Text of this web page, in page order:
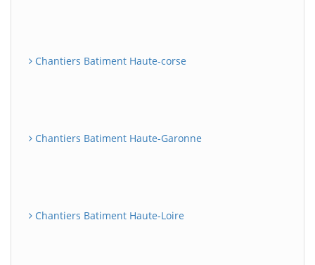
Chantiers Batiment Haute-corse
Chantiers Batiment Haute-Garonne
Chantiers Batiment Haute-Loire